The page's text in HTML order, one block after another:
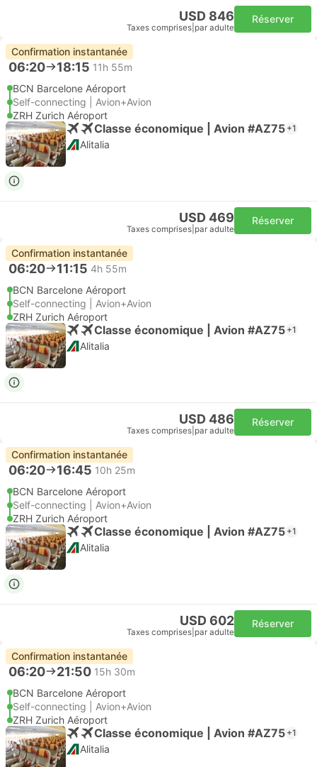
USD 846
Taxes comprises par adulte
Réserver
Confirmation instantanée
06:20 18:15 11h 55m
BCN Barcelone Aéroport
Self-connecting | Avion+Avion
ZRH Zurich Aéroport
Classe économique | Avion #AZ75 +1
Alitalia
USD 469
Taxes comprises par adulte
Réserver
Confirmation instantanée
06:20 11:15 4h 55m
BCN Barcelone Aéroport
Self-connecting | Avion+Avion
ZRH Zurich Aéroport
Classe économique | Avion #AZ75 +1
Alitalia
USD 486
Taxes comprises par adulte
Réserver
Confirmation instantanée
06:20 16:45 10h 25m
BCN Barcelone Aéroport
Self-connecting | Avion+Avion
ZRH Zurich Aéroport
Classe économique | Avion #AZ75 +1
Alitalia
USD 602
Taxes comprises par adulte
Réserver
Confirmation instantanée
06:20 21:50 15h 30m
BCN Barcelone Aéroport
Self-connecting | Avion+Avion
ZRH Zurich Aéroport
Classe économique | Avion #AZ75 +1
Alitalia